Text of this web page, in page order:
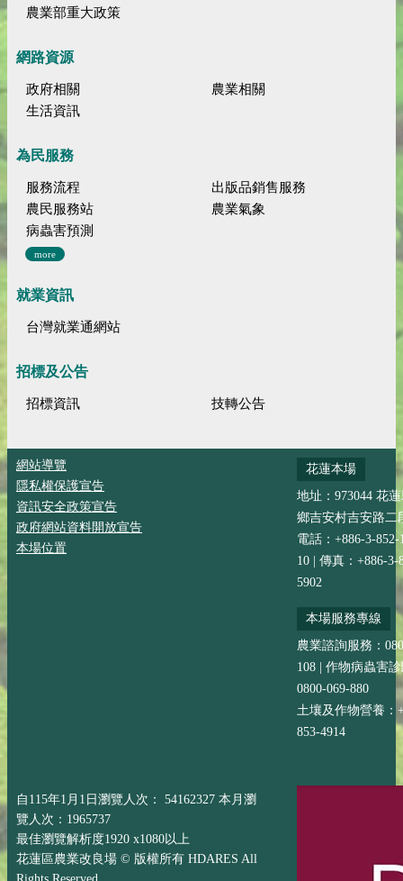
農業部重大政策
網路資源
政府相關
農業相關
生活資訊
為民服務
服務流程
出版品銷售服務
農民服務站
農業氣象
病蟲害預測
more
就業資訊
台灣就業通網站
招標及公告
招標資訊 技轉公告
網站導覽
隱私權保護宣告
資訊安全政策宣告
政府網站資料開放宣告
本場位置
花蓮本場
地址：973044 花
鄉吉安村吉安路二
電話：+886-3-852-
10 | 傳真：+886-3-
5902
本場服務專線
農業諮詢服務：
108 | 作物病蟲害
0800-069-880
土壤及作物營養：
853-4914
自115年1月1日瀏覽人次： 54162327 本月瀏
覽人次：1965737
最佳瀏覽解析度1920 x1080以上
花蓮區農業改良場 © 版權所有 HDARES All